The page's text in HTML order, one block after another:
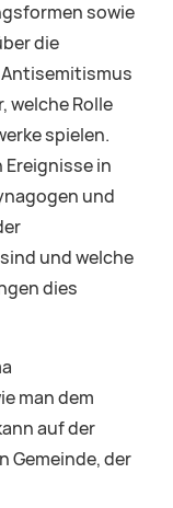
sowie
die
welche Rolle
spielen.
in
und
und welche
dies
man dem
auf der
Gemeinde, der